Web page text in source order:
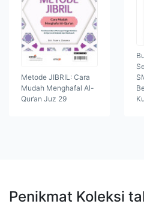
Metode JIBRIL: Cara
Mudah Menghafal Al-
Qur’an Juz 29
Penikmat Koleksi